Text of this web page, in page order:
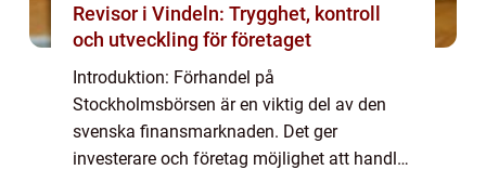
Revisor i Vindeln: Trygghet, kontroll
och utveckling för företaget
Introduktion: Förhandel på
Stockholmsbörsen är en viktig del av den
svenska finansmarknaden. Det ger
investerare och företag möjlighet att handla